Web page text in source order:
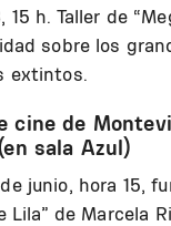
15 h. Taller de
sobre los
extintos.
cine de
sala Azul)
junio, hora 15,
Lila” de Marcela